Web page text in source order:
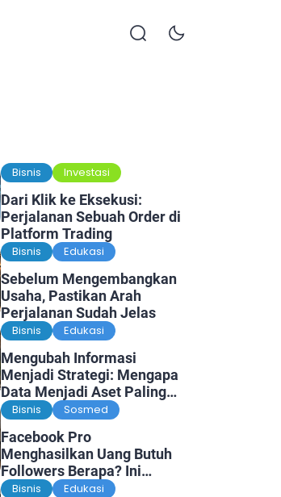
Bisnis Investasi
Dari Klik ke Eksekusi:
Perjalanan Sebuah Order di
Platform Trading
Bisnis Edukasi
Sebelum Mengembangkan
Usaha, Pastikan Arah
Perjalanan Sudah Jelas
Bisnis Edukasi
Mengubah Informasi
Menjadi Strategi: Mengapa
Data Menjadi Aset Paling
Berharga di Era Digital
Bisnis Sosmed
Facebook Pro
Menghasilkan Uang Butuh
Followers Berapa? Ini
Faktanya
Bisnis Edukasi